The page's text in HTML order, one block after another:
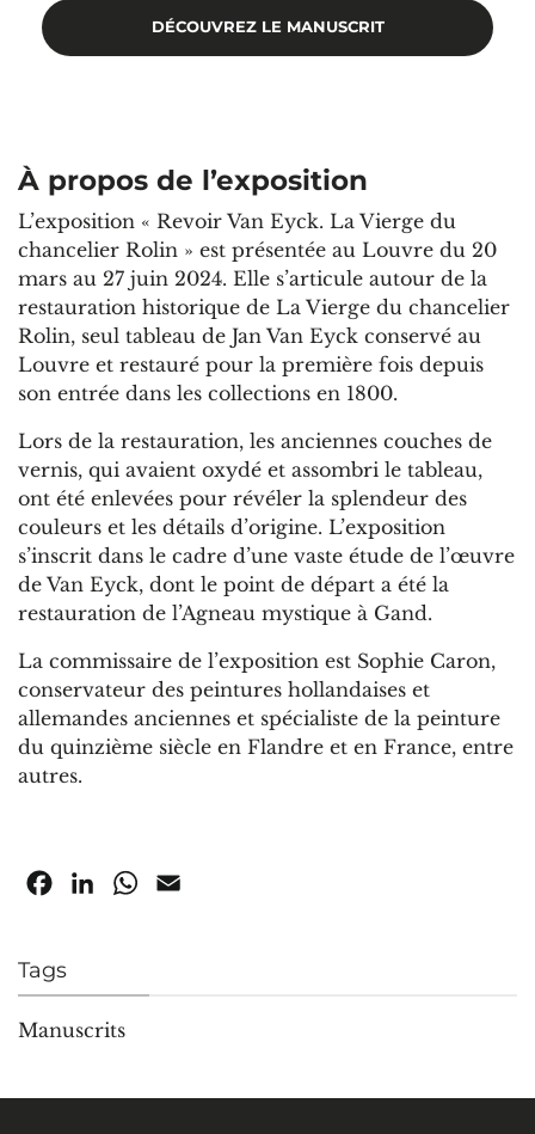
DÉCOUVREZ LE MANUSCRIT
À propos de l’exposition
L’exposition « Revoir Van Eyck. La Vierge du
chancelier Rolin » est présentée au Louvre du 20
mars au 27 juin 2024. Elle s’articule autour de la
restauration historique de La Vierge du chancelier
Rolin, seul tableau de Jan Van Eyck conservé au
Louvre et restauré pour la première fois depuis
son entrée dans les collections en 1800.
Lors de la restauration, les anciennes couches de
vernis, qui avaient oxydé et assombri le tableau,
ont été enlevées pour révéler la splendeur des
couleurs et les détails d’origine. L’exposition
s’inscrit dans le cadre d’une vaste étude de l’œuvre
de Van Eyck, dont le point de départ a été la
restauration de l’Agneau mystique à Gand.
La commissaire de l’exposition est Sophie Caron,
conservateur des peintures hollandaises et
allemandes anciennes et spécialiste de la peinture
du quinzième siècle en Flandre et en France, entre
autres.
FacebookLinkedInWhatsApp
Tags
Manuscrits